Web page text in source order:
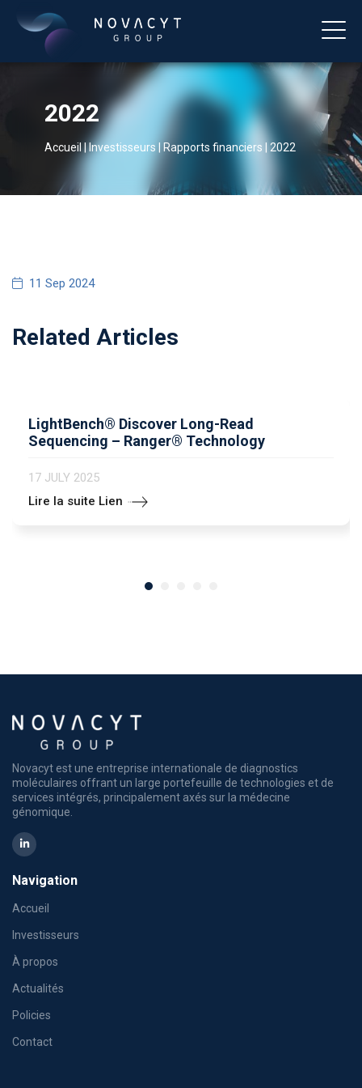
2022
Accueil|Investisseurs Rapports financiers 2022
11 Sep 2024
Related Articles
LightBench® Discover Long-Read
Sequencing – Ranger® Technology
17 JULY 2025
Lire la suite Lien
Novacyt est une entreprise internationale de diagnostics
moléculaires offrant un large portefeuille de technologies et de
services intégrés, principalement axés sur la médecine
génomique.
Navigation
Accueil
Investisseurs
À propos
Actualités
Policies
Contact